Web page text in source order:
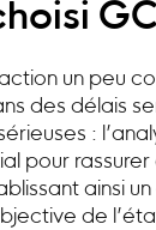
un peu
des délais
:
pour
ainsi
de